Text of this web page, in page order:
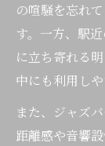
の喧騒を忘れ
す。一方、駅
に立ち寄れる
中にも利用しや
また、ジャズ
距離感や音響